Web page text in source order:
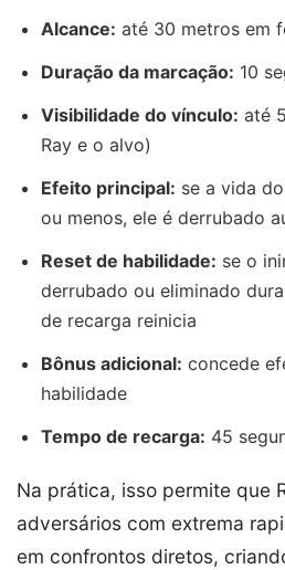
Alcance: até 30 metros em
Duração da marcação: 10
Visibilidade do vínculo: até
Ray e o alvo)
Efeito principal: se a vida
ou menos, ele é derrubado
Reset de habilidade: se o
derrubado ou eliminado
de recarga reinicia
Bônus adicional: concede
habilidade
Tempo de recarga: 45
Na prática, isso permite que
adversários com extrema
em confrontos diretos,